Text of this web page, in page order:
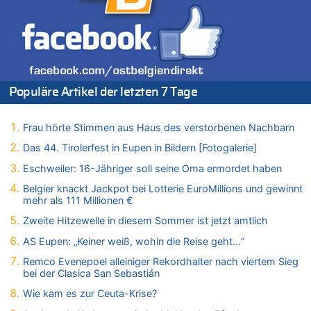
08.08.2026 - 20:32 von Joseph Meyer zu
Leipzig, Mechernich und die Frage: Wer steckt hinter den
Drohnen mit Strengstoff? War es Russland?
08.08.2026 - 20:20 von Joseph Meyer zu
Leipzig, Mechernich und die Frage: Wer steckt hinter den
Drohnen mit Strengstoff? War es Russland?
Zwölf Jahre nach Aachener Bankraub: 70-Jähriger gefasst
08.08.2026 - 20:17 von Russentrolle zu
Drohnen mit Strengstoff? War es Russland?
08.08.2026 - 20:16 von Dax zu
Wasserstand des Rheins in NRW so niedrig wie noch nie
08.08.2026 - 20:13 von Dax zu
Zweite Hitzewelle in diesem Sommer ist jetzt amtlich
08.08.2026 - 20:09 von Dax zu
Zweite Hitzewelle in diesem Sommer ist jetzt amtlich
08.08.2026 - 20:06 von Dax zu
Populäre Artikel der letzten 7 Tage
Frau hörte Stimmen aus Haus des verstorbenen Nachbarn
Das 44. Tirolerfest in Eupen in Bildern [Fotogalerie]
Eschweiler: 16-Jähriger soll seine Oma ermordet haben
Belgier knackt Jackpot bei Lotterie EuroMillions und gewinnt
mehr als 111 Millionen €
Zweite Hitzewelle in diesem Sommer ist jetzt amtlich
AS Eupen: „Keiner weiß, wohin die Reise geht…“
Remco Evenepoel alleiniger Rekordhalter nach viertem Sieg
bei der Clasica San Sebastián
Wie kam es zur Ceuta-Krise?